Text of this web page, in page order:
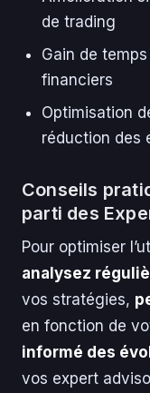
de trading
Gain de
financiers
Optimisation
réduction des
Conseils
parti des
Pour optimiser
analysez
vos stratégies,
en fonction de
informé des
vos expert